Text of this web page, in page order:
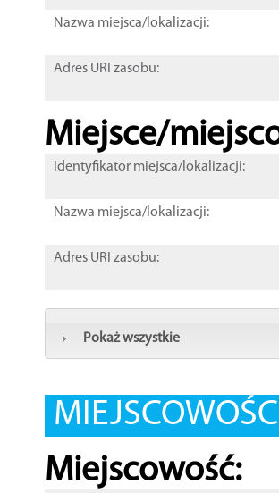
Nazwa miejsca/lokalizacji:
Adres URI zasobu:
Miejsce/
Identyfikator miejsca/lokalizacji:
Nazwa miejsca/lokalizacji:
Adres URI zasobu:
Pokaż wszystkie
Miejscowość: